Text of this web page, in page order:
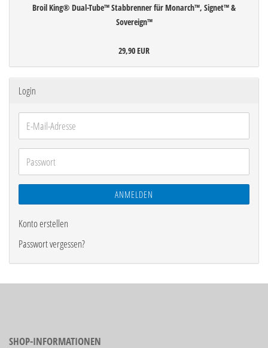
Broil King® Dual-Tube™ Stabbrenner für Monarch™, Signet™ &
Sovereign™
29,90 EUR
Login
E-
Mail-
Adresse
Passwort
ANMELDEN
Konto erstellen
Passwort vergessen?
SHOP-INFORMATIONEN